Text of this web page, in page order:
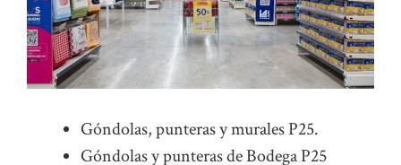
Góndolas, punteras y murales P25.
Góndolas y punteras de Bodega P25